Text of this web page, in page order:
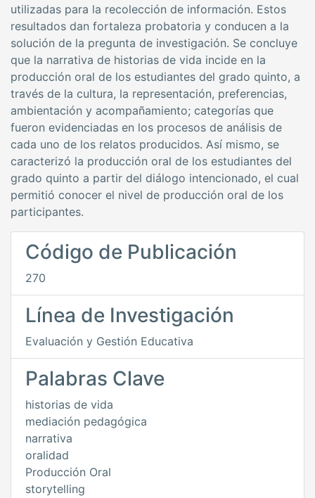
utilizadas para la recolección de información. Estos
resultados dan fortaleza probatoria y conducen a la
solución de la pregunta de investigación. Se concluye
que la narrativa de historias de vida incide en la
producción oral de los estudiantes del grado quinto, a
través de la cultura, la representación, preferencias,
ambientación y acompañamiento; categorías que
fueron evidenciadas en los procesos de análisis de
cada uno de los relatos producidos. Así mismo, se
caracterizó la producción oral de los estudiantes del
grado quinto a partir del diálogo intencionado, el cual
permitió conocer el nivel de producción oral de los
participantes.
Código de Publicación
270
Línea de Investigación
Evaluación y Gestión Educativa
Palabras Clave
historias de vida
mediación pedagógica
narrativa
oralidad
Producción Oral
storytelling